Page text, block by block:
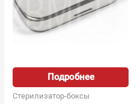
Подробнее
Стерилизатор-боксы